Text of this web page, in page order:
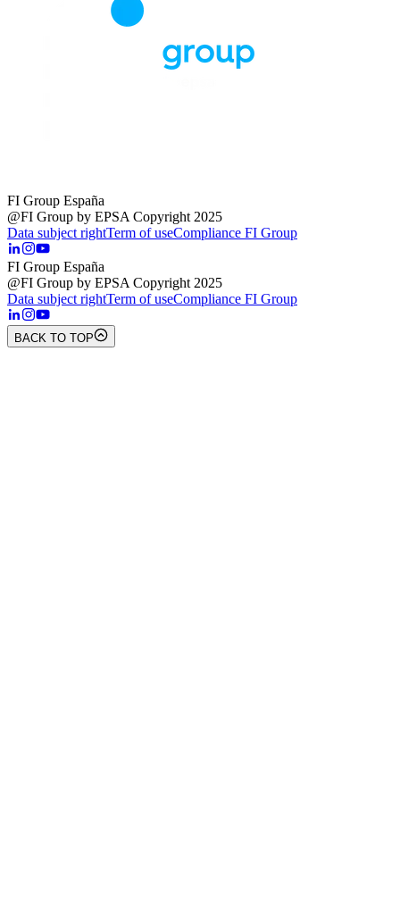
FI Group España
@FI Group by EPSA Copyright 2025
Data subject rightTerm of useCompliance FI Group
FI Group España
@FI Group by EPSA Copyright 2025
Data subject rightTerm of useCompliance FI Group
BACK TO TOP